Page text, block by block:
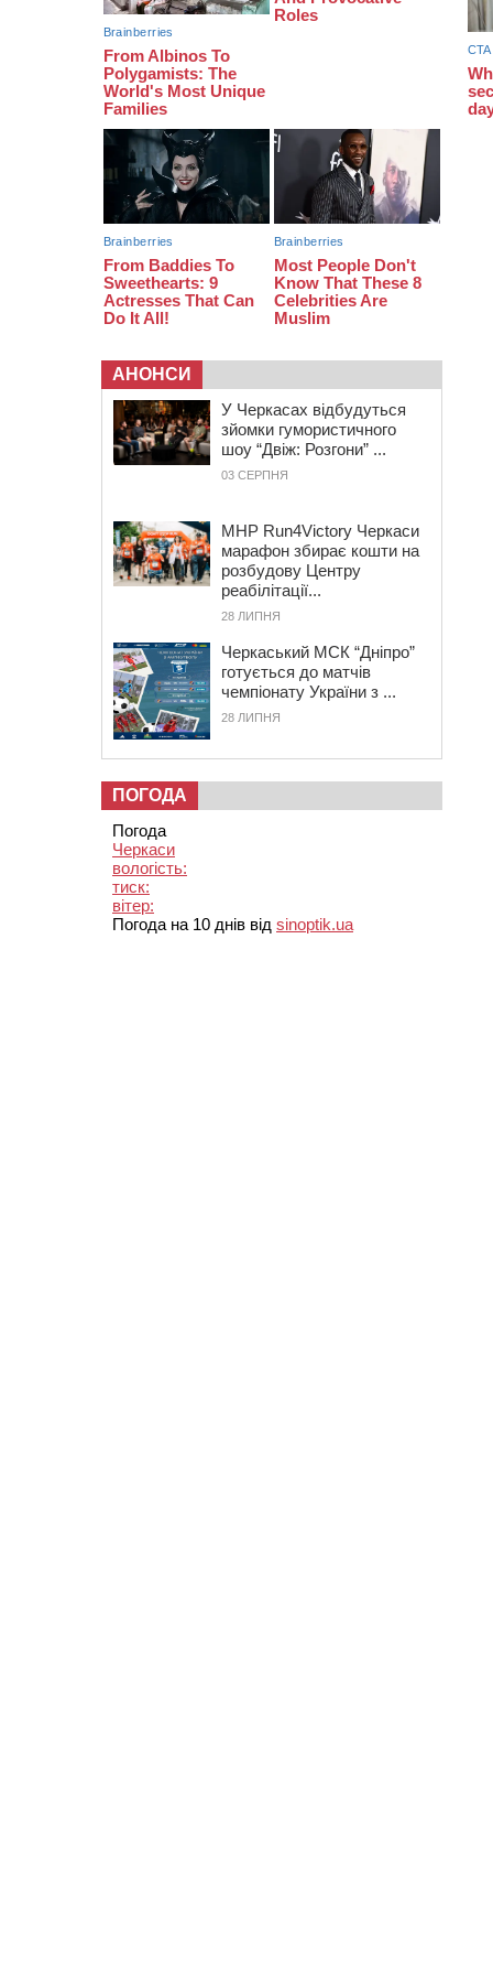
19:24 У Черкасах водійка протаранила
Duster, коли здавала назад
18:50 На Черкащині з початку року
зросла кількість постраждалих від
укусів тварин
АНОНСИ
У Черкасах відбудуться
зйомки гумористичного
шоу “Двіж: Розгони” ...
03 СЕРПНЯ
MHP Run4Victory Черкаси
марафон збирає кошти на
розбудову Центру
реабілітації...
28 ЛИПНЯ
Черкаський МСК “Дніпро”
готується до матчів
чемпіонату України з ...
28 ЛИПНЯ
ПОГОДА
Погода
Черкаси
вологість:
тиск:
вітер:
Погода на 10 днів від sinoptik.ua